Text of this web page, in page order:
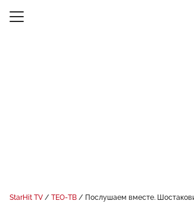
StarHit TV ТЕО-ТВ Послушаем вместе.